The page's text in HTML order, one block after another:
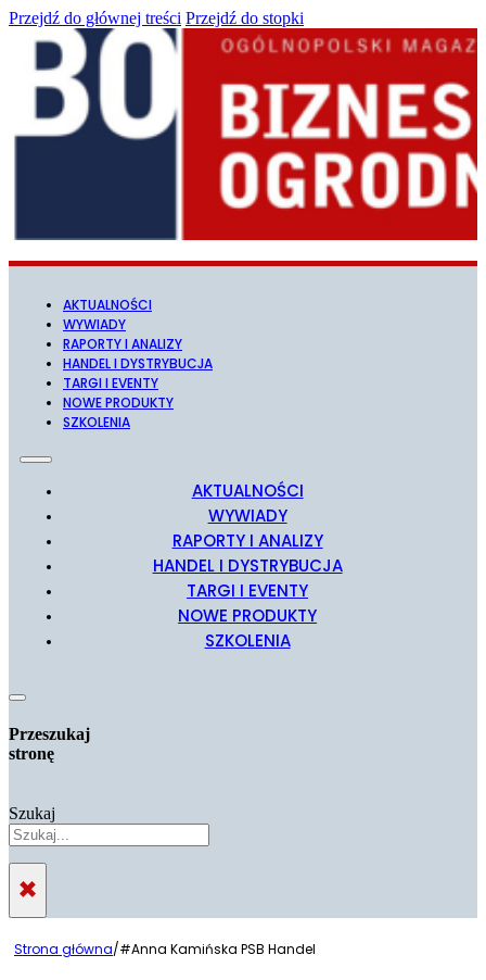
Przejdź do głównej treści Przejdź do stopki
AKTUALNOŚCI
WYWIADY
RAPORTY I ANALIZY
HANDEL I DYSTRYBUCJA
TARGI I EVENTY
NOWE PRODUKTY
SZKOLENIA
AKTUALNOŚCI
WYWIADY
RAPORTY I ANALIZY
HANDEL I DYSTRYBUCJA
TARGI I EVENTY
NOWE PRODUKTY
SZKOLENIA
Przeszukaj
stronę
Szukaj
×
Strona główna/#Anna Kamińska PSB Handel